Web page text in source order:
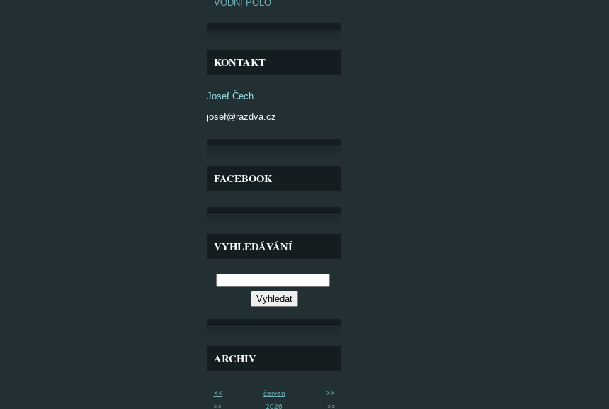
VODNÍ PÓLO
KONTAKT
Josef Čech
josef@razdva.cz
FACEBOOK
VYHLEDÁVÁNÍ
ARCHIV
<< červen
>>
<<
2026 >>